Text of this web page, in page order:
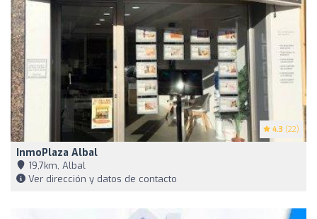
4.3 (22)
InmoPlaza Albal
19,7km, Albal
Ver dirección y datos de contacto